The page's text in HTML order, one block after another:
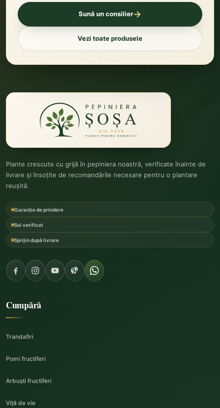
Sună un consilier→
Vezi toate produsele
Plante crescute cu grijă în pepiniera noastră, verificate înainte de
livrare și însoțite de recomandările necesare pentru o plantare
reușită.
Garanție de prindere
Soi verificat
Sprijin după livrare
Cumpără
Trandafiri
Pomi fructiferi
Arbuști fructiferi
Viță de vie